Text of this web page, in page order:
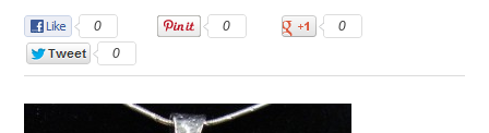
0 0
0
0